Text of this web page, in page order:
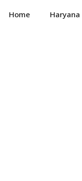
Home Haryana